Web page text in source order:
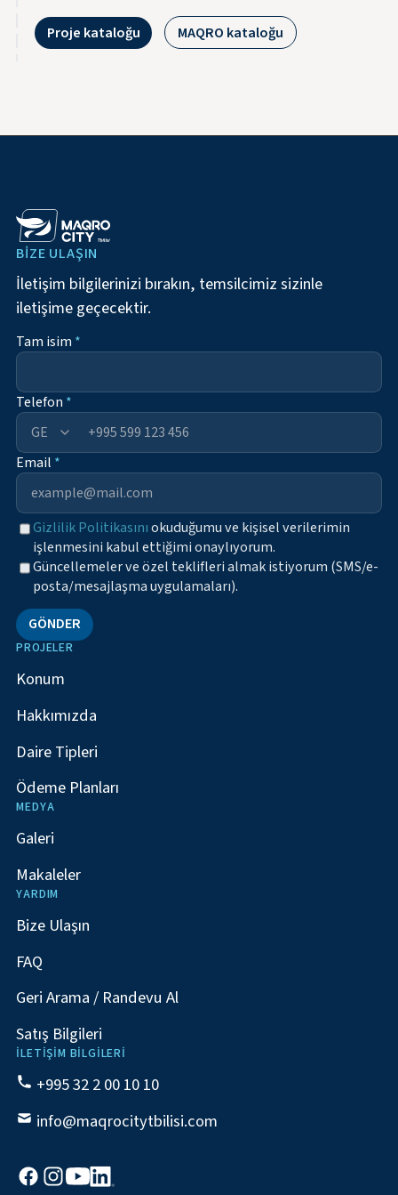
Proje kataloğu MAQRO kataloğu
BIZE ULAŞIN
İletişim bilgilerinizi bırakın, temsilcimiz sizinle
iletişime geçecektir.
Tam isim *
Telefon *
+995
Email *
Gizlilik Politikasınıokuduğumu ve kişisel verilerimin
işlenmesini kabul ettiğimi onaylıyorum.
Güncellemeler ve özel teklifleri almak istiyorum (SMS/e-
posta/mesajlaşma uygulamaları).
GÖNDER
PROJELER
Konum
Hakkımızda
Daire Tipleri
Ödeme Planları
MEDYA
Galeri
Makaleler
YARDIM
Bize Ulaşın
FAQ
Geri Arama / Randevu Al
Satış Bilgileri
İLETIŞIM BILGILERI
+995 32 2 00 10 10
info@maqrocitytbilisi.com